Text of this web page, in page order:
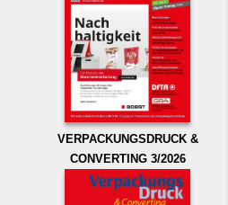
VERPACKUNGSDRUCK &
CONVERTING 3/2026